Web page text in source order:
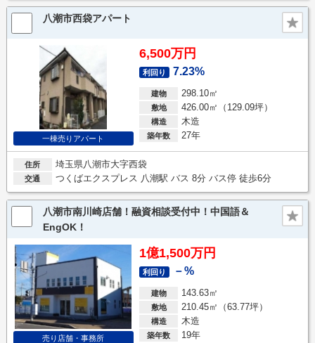
八潮市西袋アパート
一棟売りアパート
6,500万円
利回り 7.23%
建物 298.10㎡
敷地 426.00㎡（129.09坪）
構造 木造
築年数 27年
住所 埼玉県八潮市大字西袋
交通 つくばエクスプレス 八潮駅 バス 8分 バス停 徒歩6分
八潮市南川崎店舗！融資相談受付中！中国語＆
EngOK！
売り店舗・事務所
1億1,500万円
利回り －%
建物 143.63㎡
敷地 210.45㎡（63.77坪）
構造 木造
築年数 19年